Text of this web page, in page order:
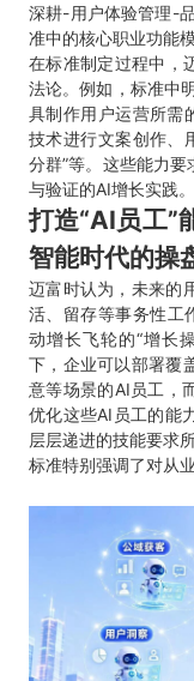
深耕-用户体验管理-
准中的核心职业功能
在标准制定过程中，
法论。例如，标准中
具制作用户运营所需
技术进行文案创作、
分群”等。这些能力
与验证的AI增长实践。
打造“AI员工”
智能时代的操
迈富时认为，未来的
活、留存等事务性工
动增长飞轮的“增长
下，企业可以部署覆
意等场景的AI员工，
优化这些AI员工的能
层层递进的技能要求
标准特别强调了对从